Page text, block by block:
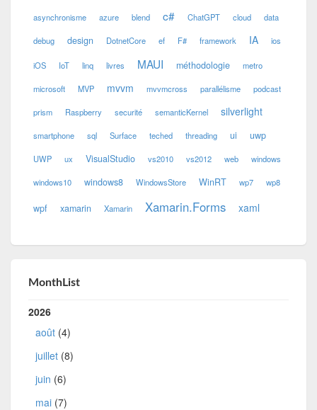
asynchronisme azure blend c# ChatGPT cloud data
debug design DotnetCore ef F# framework IA ios
iOS IoT linq livres MAUI méthodologie metro
microsoft MVP mvvm mvvmcross parallélisme podcast
prism Raspberry securité semanticKernel silverlight
smartphone sql Surface teched threading ui uwp
UWP ux VisualStudio vs2010 vs2012 web windows
windows10 windows8 WindowsStore WinRT wp7 wp8
wpf xamarin Xamarin Xamarin.Forms xaml
MonthList
2026
août (4)
juillet (8)
juin (6)
mai (7)